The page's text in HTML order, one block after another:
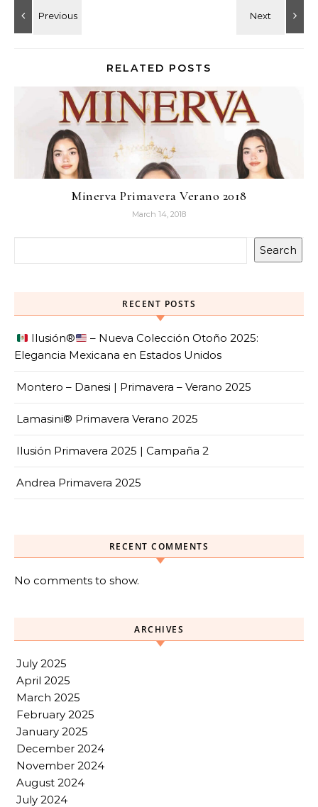
RELATED POSTS
Minerva Primavera Verano 2018
March 14, 2018
Search
RECENT POSTS
Ilusión®️
– Nueva Colección Otoño 2025:
Elegancia Mexicana en Estados Unidos
Montero – Danesi | Primavera – Verano 2025
Lamasini® Primavera Verano 2025
Ilusión Primavera 2025 | Campaña 2
Andrea Primavera 2025
RECENT COMMENTS
No comments to show.
ARCHIVES
July 2025
April 2025
March 2025
February 2025
January 2025
December 2024
November 2024
August 2024
July 2024